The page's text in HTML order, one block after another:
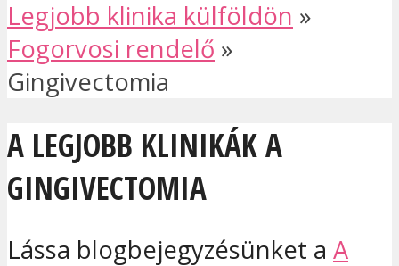
Legjobb klinika külföldön »
Fogorvosi rendelő »
Gingivectomia
A LEGJOBB KLINIKÁK A
GINGIVECTOMIA
Lássa blogbejegyzésünket a A